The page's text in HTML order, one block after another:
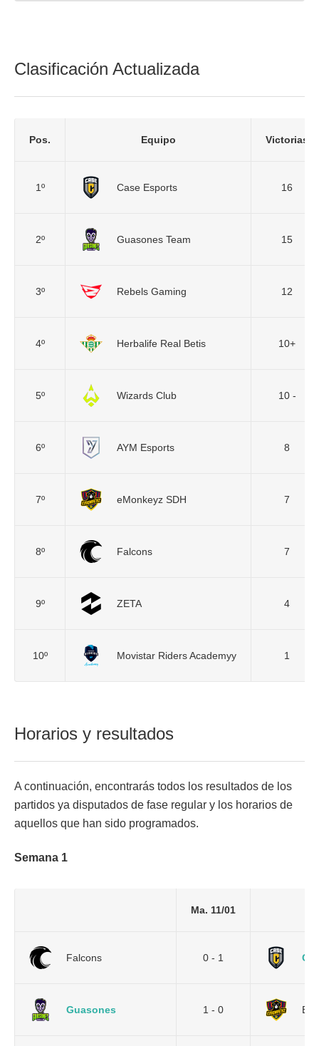
Clasificación Actualizada
Pos. Equipo Victorias
1º Case Esports 16
2º Guasones Team 15
3º Rebels Gaming 12
4º Herbalife Real Betis 10+
5º Wizards Club 10 -
6º AYM Esports 8
7º eMonkeyz SDH 7
8º Falcons 7
9º ZETA 4
10º Movistar Riders Academyy 1
Horarios y resultados
A continuación, encontrarás todos los resultados de los
partidos ya disputados de fase regular y los horarios de
aquellos que han sido programados.
Semana 1
Ma. 11/01
Falcons 0 - 1
Guasones 1 - 0